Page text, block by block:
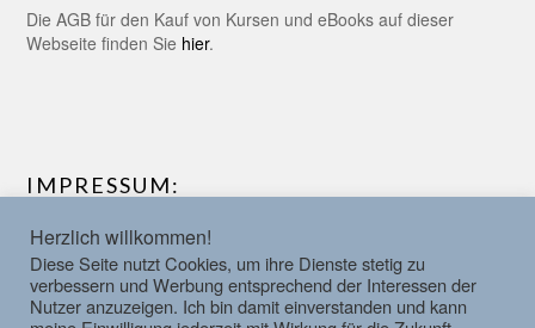
Die AGB für den Kauf von Kursen und eBooks auf dieser
Webseite finden Sie hier.
IMPRESSUM:
Verantwortlich für den Inhalt dieser Webseite ist Matthias
Müller-Krey. Weitere Informationen dazu finden Sie im
Herzlich willkommen!
Diese Seite nutzt Cookies, um ihre Dienste stetig zu
verbessern und Werbung entsprechend der Interessen der
Nutzer anzuzeigen. Ich bin damit einverstanden und kann